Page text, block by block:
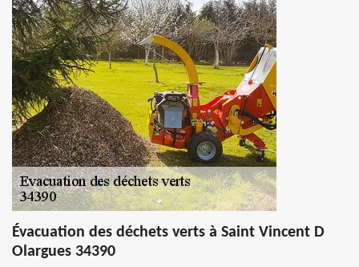
Évacuation des déchets verts à Saint Vincent D
Olargues 34390